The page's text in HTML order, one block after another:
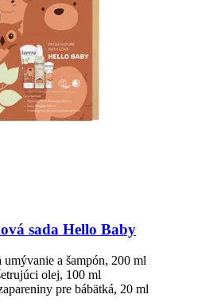
sada Hello Baby
a šampón, 200 ml
olej, 100 ml
pre bábätká, 20 ml